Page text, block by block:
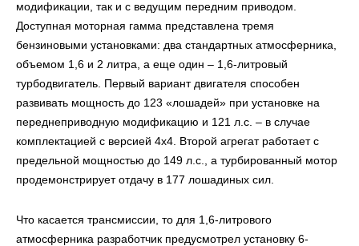
модификации, так и с ведущим передним приводом.
Доступная моторная гамма представлена тремя
бензиновыми установками: два стандартных атмосферника,
объемом 1,6 и 2 литра, а еще один – 1,6-литровый
турбодвигатель. Первый вариант двигателя способен
развивать мощность до 123 «лошадей» при установке на
переднеприводную модификацию и 121 л.с. – в случае
комплектацией с версией 4х4. Второй агрегат работает с
предельной мощностью до 149 л.с., а турбированный мотор
продемонстрирует отдачу в 177 лошадиных сил.
Что касается трансмиссии, то для 1,6-литрового
атмосферника разработчик предусмотрел установку 6-